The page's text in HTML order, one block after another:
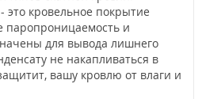
это кровельное покрытие
паропроницаемость и
для вывода лишнего
не накапливаться в
вашу кровлю от влаги и